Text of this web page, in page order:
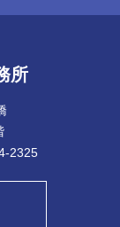
所
2325